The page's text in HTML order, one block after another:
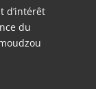
d’intérêt
du